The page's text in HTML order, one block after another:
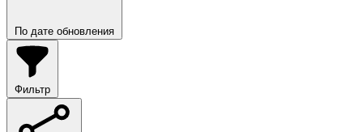
По дате обновления
Фильтр